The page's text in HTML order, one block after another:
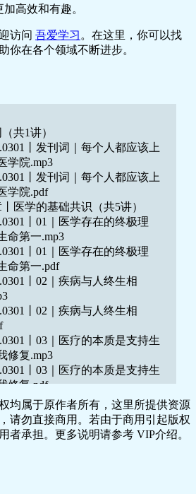
高效和有趣。
访问 吾爱学习 。在这里，你可以找
你在各个领域不断进步。
共1讲）
丨发刊词｜每个人都应该上
学院.mp3
丨发刊词｜每个人都应该上
学院.pdf
医学的基础共识（共5讲）
丨01｜医学存在的终极理
命第一.mp3
丨01｜医学存在的终极理
命第一.pdf
丨02｜疾病与人终生相
丨02｜疾病与人终生相
丨03｜医疗的本质是支持生
修复.mp3
丨03｜医疗的本质是支持生
修复.pdf
丨04｜医学具有科学与人文
性格.mp3
丨04｜医学具有科学与人文
性格.pdf
均属于原作者所有，这里所提供资源
请勿直接商用。若由于商用引起版权
者承担。更多说明请参考 VIP介绍。